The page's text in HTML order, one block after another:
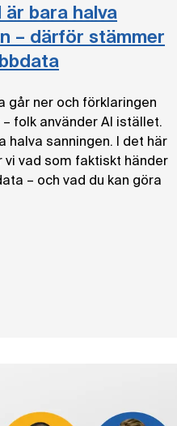
är bara halva
– därför stämmer
går ner och förklaringen
folk använder AI istället.
halva sanningen. I det här
vi vad som faktiskt händer
– och vad du kan göra